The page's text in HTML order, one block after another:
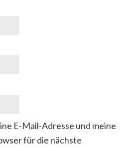
E-Mail-Adresse und meine
für die nächste